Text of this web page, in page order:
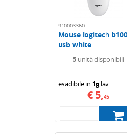
910003360
Mouse logitech b100
usb white
5 unità disponibili
evadibile in 1glav.
€ 5,45